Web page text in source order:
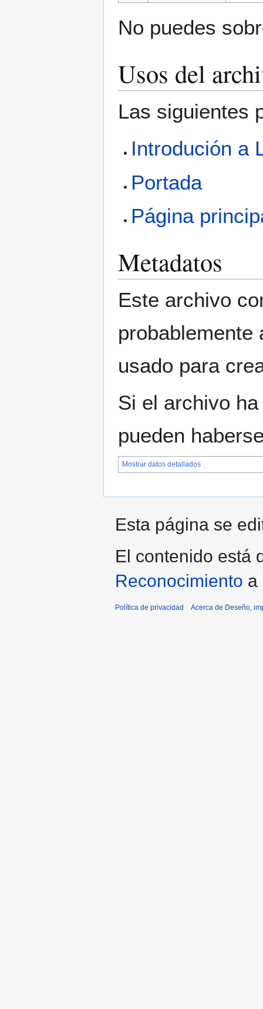
No puedes
Usos del
Las siguientes
Introdución a
Portada
Página
Metadatos
Este archivo
probablemente
usado para
Si el archivo
pueden
Mostrar datos detallados
Esta página se
El contenido está
Reconocimiento a
Política de privacidad Acerca de Deseño,